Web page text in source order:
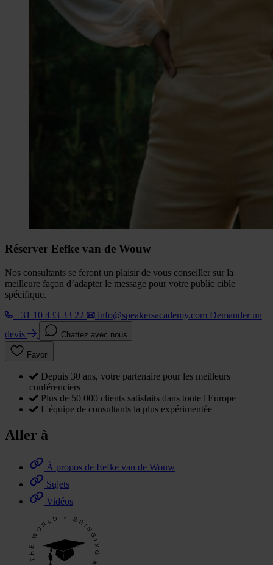
Réserver Eefke van de Wouw
Nos consultants se feront un plaisir de vous conseiller sur la
meilleure façon d’adapter le message pour votre public cible
spécifique.
+31 10 433 33 22
info@speakersacademy.com Demander un
devis
Chattez avec nous
Favori
Depuis 30 ans, votre partenaire pour les meilleurs
conférenciers
Plus de 50 000 clients satisfaits dans toute l'Europe
L'équipe de consultants la plus expérimentée
Aller à
À propos de Eefke van de Wouw
Sujets
Vidéos